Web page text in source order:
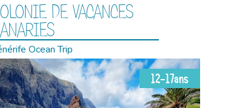
DE VACANCES
Ocean Trip
12-17ans